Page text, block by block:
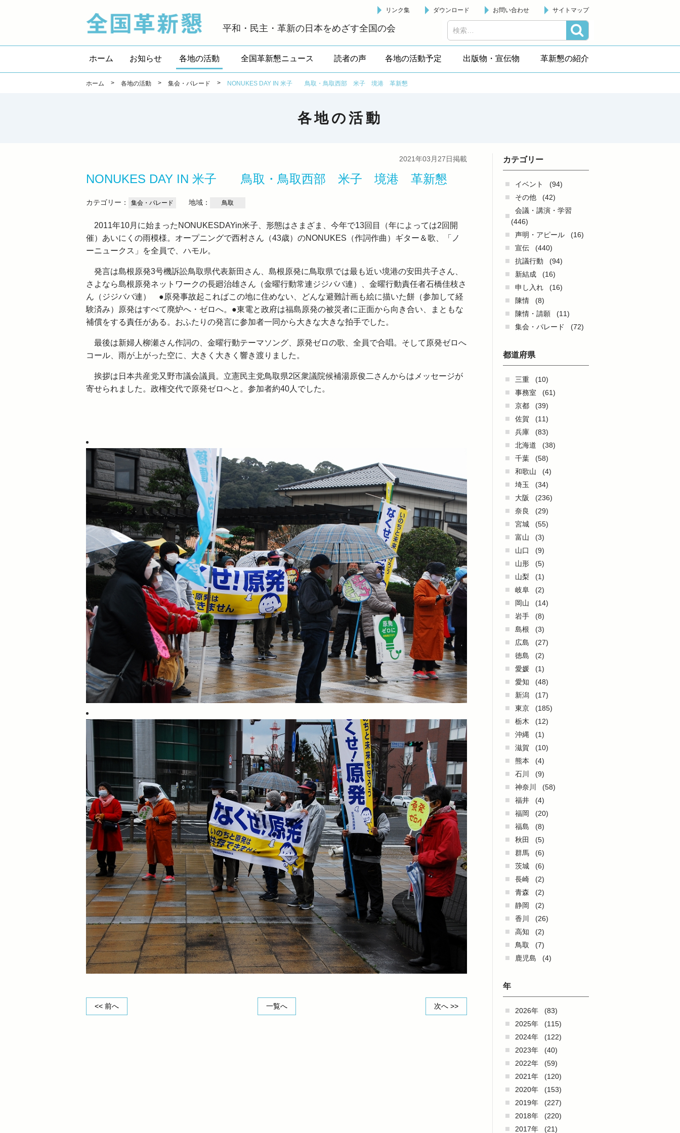
平和・民主・革新の日本をめざす全国の会
リンク集 ダウンロード お問い合わせ サイトマップ
ホーム お知らせ 各地の活動 全国革新懇ニュース 読者の声 各地の活動予定 出版物・宣伝物 革新懇の紹介
ホーム > 各地の活動 > 集会・パレード > NONUKES DAY IN 米子 鳥取・鳥取西部 米子 境港 革新懇
各地の活動
2021年03月27日掲載
NONUKES DAY IN 米子 鳥取・鳥取西部 米子 境港 革新懇
カテゴリー： 集会・パレード 地域： 鳥取
2011年10月に始まったNONUKESDAYin米子、形態はさまざま、今年で13回目（年によっては2回開
催）あいにくの雨模様。オープニングで西村さん（43歳）のNONUKES（作詞作曲）ギター＆歌、「ノ
ーニュークス」を全員で、ハモル。
発言は島根原発3号機訴訟鳥取県代表新田さん、島根原発に鳥取県では最も近い境港の安田共子さん、
さよなら島根原発ネットワークの長廻治雄さん（金曜行動常連ジジババ連）、金曜行動責任者石橋佳枝さ
ん（ジジババ連） ●原発事故起こればこの地に住めない、どんな避難計画も絵に描いた餅（参加して経
験済み）原発はすべて廃炉へ・ゼロへ。●東電と政府は福島原発の被災者に正面から向き合い、まともな
補償をする責任がある。おふたりの発言に参加者一同から大きな大きな拍手でした。
最後は新婦人柳瀬さん作詞の、金曜行動テーマソング、原発ゼロの歌、全員で合唱。そして原発ゼロへ
コール、雨が上がった空に、大きく大きく響き渡りました。
挨拶は日本共産党又野市議会議員。立憲民主党鳥取県2区衆議院候補湯原俊二さんからはメッセージが
寄せられました。政権交代で原発ゼロへと。参加者約40人でした。
<< 前へ 一覧へ 次へ >>
カテゴリー
イベント
(94)
その他
(42)
会議・講演・学習
(446)
声明・アピール
(16)
宣伝
(440)
抗議行動
(94)
新結成
(16)
申し入れ
(16)
陳情
(8)
陳情・請願
(11)
集会・パレード
(72)
都道府県
三重
(10)
事務室
(61)
京都
(39)
佐賀
(11)
兵庫
(83)
北海道
(38)
千葉
(58)
和歌山
(4)
埼玉
(34)
大阪
(236)
奈良
(29)
宮城
(55)
富山
(3)
山口
(9)
山形
(5)
山梨
(1)
岐阜
(2)
岡山
(14)
岩手
(8)
島根
(3)
広島
(27)
徳島
(2)
愛媛
(1)
愛知
(48)
新潟
(17)
東京
(185)
栃木
(12)
沖縄
(1)
滋賀
(10)
熊本
(4)
石川
(9)
神奈川
(58)
福井
(4)
福岡
(20)
福島
(8)
秋田
(5)
群馬
(6)
茨城
(6)
長崎
(2)
青森
(2)
静岡
(2)
香川
(26)
高知
(2)
鳥取
(7)
鹿児島
(4)
年
2026年
(83)
2025年
(115)
2024年
(122)
2023年
(40)
2022年
(59)
2021年
(120)
2020年
(153)
2019年
(227)
2018年
(220)
2017年
(21)